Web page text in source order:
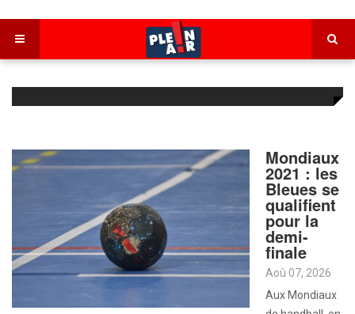
Mondiaux
2021 : les
Bleues se
qualifient
pour la
demi-
finale
Aoû 07, 2026
Aux Mondiaux